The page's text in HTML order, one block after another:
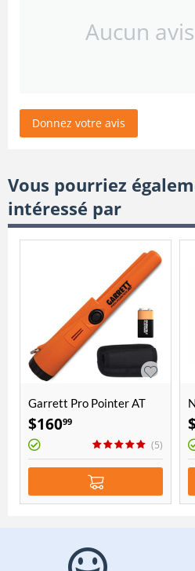
Aucun
Donnez votre avis
Vous pourriez
intéressé par
Garrett Pro Pointer AT
$16099
(5)